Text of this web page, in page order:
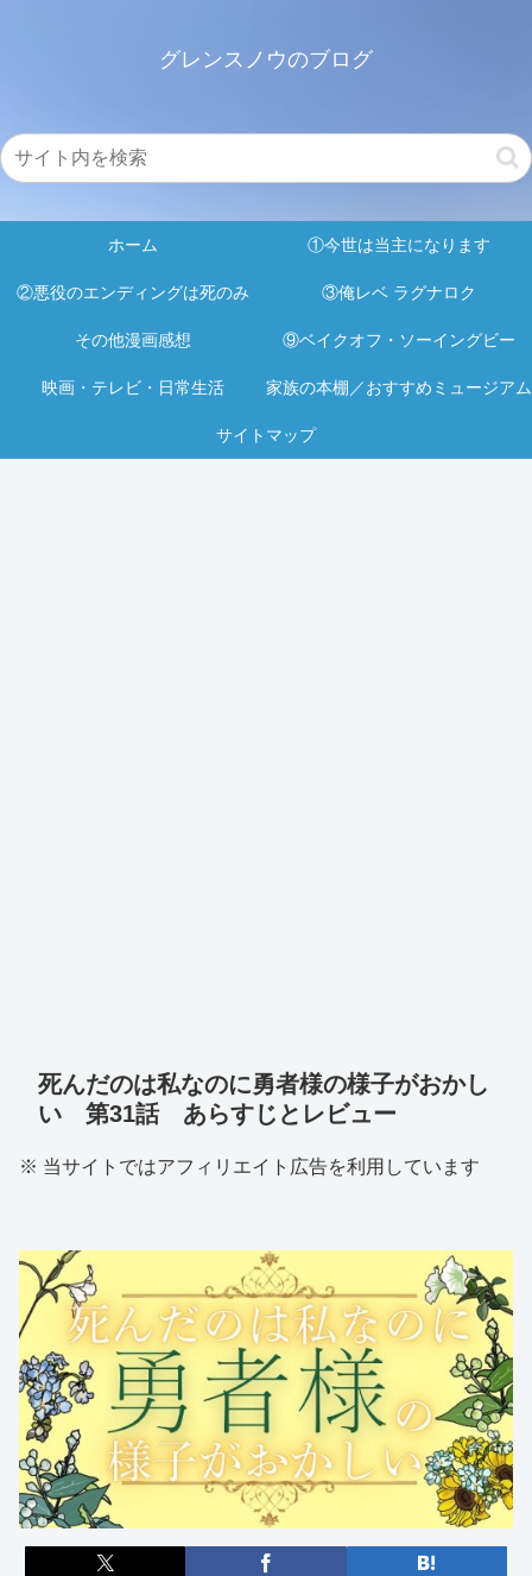
グレンスノウのブログ
ホーム ①今世は当主になります
②悪役のエンディングは死のみ ③俺レベ ラグナロク
その他漫画感想 ⑨ベイクオフ・ソーイングビー
映画・テレビ・日常生活 家族の本棚／おすすめミュージアム
サイトマップ
死んだのは私なのに勇者様の様子がおかし
い 第31話 あらすじとレビュー
※ 当サイトではアフィリエイト広告を利用しています